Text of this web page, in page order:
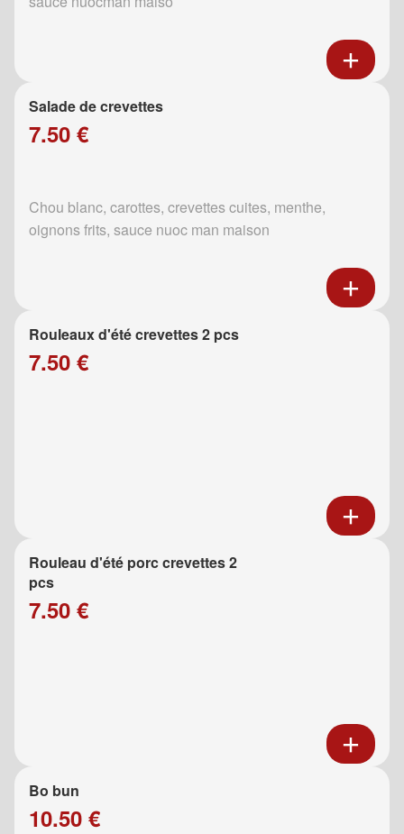
Salade de crevettes
7.50 €
Chou blanc, carottes, crevettes cuites, menthe,
oignons frits, sauce nuoc man maison
Rouleaux d'été crevettes 2 pcs
7.50 €
Rouleau d'été porc crevettes 2
pcs
7.50 €
Bo bun
10.50 €